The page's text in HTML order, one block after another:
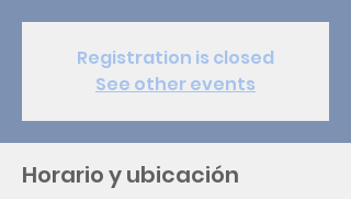
Registration is closed
See other events
Horario y ubicación